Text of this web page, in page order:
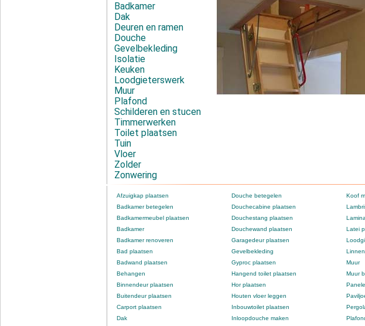
Badkamer
Dak
Deuren en ramen
Douche
Gevelbekleding
Isolatie
Keuken
Loodgieterswerk
Muur
Plafond
Schilderen en stucen
Timmerwerken
Toilet plaatsen
Tuin
Vloer
Zolder
Zonwering
Afzuigkap plaatsen
Badkamer betegelen
Badkamermeubel plaatsen
Badkamer
Badkamer renoveren
Bad plaatsen
Badwand plaatsen
Behangen
Binnendeur plaatsen
Buitendeur plaatsen
Carport plaatsen
Dak
Douche betegelen
Douchecabine plaatsen
Douchestang plaatsen
Douchewand plaatsen
Garagedeur plaatsen
Gevelbekleding
Gyproc plaatsen
Hangend toilet plaatsen
Hor plaatsen
Houten vloer leggen
Inbouwtoilet plaatsen
Inloopdouche maken
Koof
Latei
Muur
Muur